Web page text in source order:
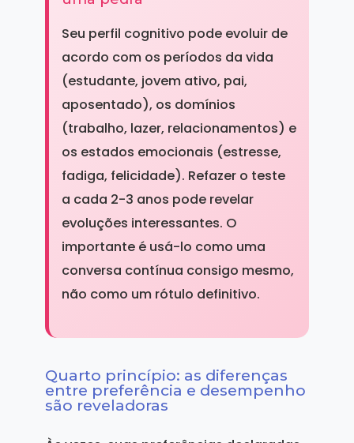
Seu perfil cognitivo pode evoluir de
acordo com os períodos da vida
(estudante, jovem ativo, pai,
aposentado), os domínios
(trabalho, lazer, relacionamentos) e
os estados emocionais (estresse,
fadiga, felicidade). Refazer o teste
a cada 2-3 anos pode revelar
evoluções interessantes. O
importante é usá-lo como uma
conversa contínua consigo mesmo,
não como um rótulo definitivo.
Quarto princípio: as diferenças
entre preferência e desempenho
são reveladoras